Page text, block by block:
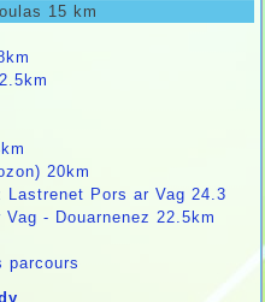
15 km
20km
Pors ar Vag 24.3
- Douarnenez 22.5km
parcours